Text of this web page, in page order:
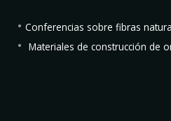
Conferencias sobre fibras
Materiales de construcción de